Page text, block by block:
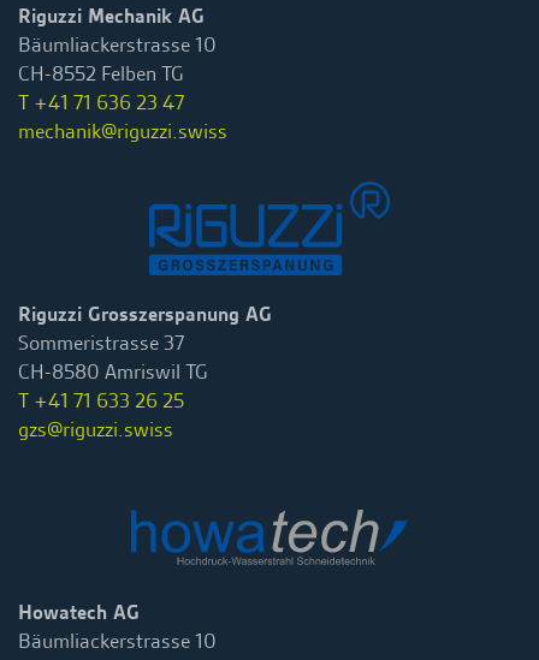
Riguzzi Mechanik AG
Bäumliackerstrasse 10
CH-8552 Felben TG
T +41 71 636 23 47
mechanik@riguzzi.swiss
Riguzzi Grosszerspanung AG
Sommeristrasse 37
CH-8580 Amriswil TG
T +41 71 633 26 25
gzs@riguzzi.swiss
Howatech AG
Bäumliackerstrasse 10